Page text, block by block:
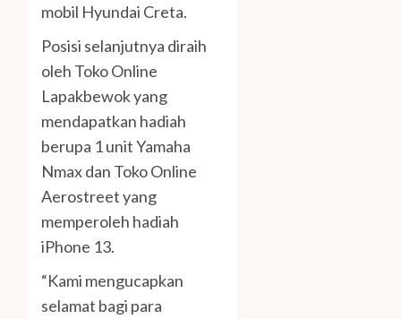
mobil Hyundai Creta.
Posisi selanjutnya diraih
oleh Toko Online
Lapakbewok yang
mendapatkan hadiah
berupa 1 unit Yamaha
Nmax dan Toko Online
Aerostreet yang
memperoleh hadiah
iPhone 13.
“Kami mengucapkan
selamat bagi para